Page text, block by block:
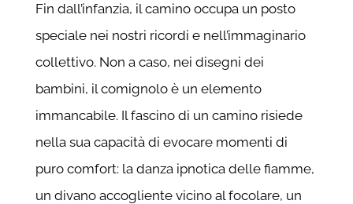
Fin dall’infanzia, il camino occupa un posto
speciale nei nostri ricordi e nell’immaginario
collettivo. Non a caso, nei disegni dei
bambini, il comignolo è un elemento
immancabile. Il fascino di un camino risiede
nella sua capacità di evocare momenti di
puro comfort: la danza ipnotica delle fiamme,
un divano accogliente vicino al focolare, un